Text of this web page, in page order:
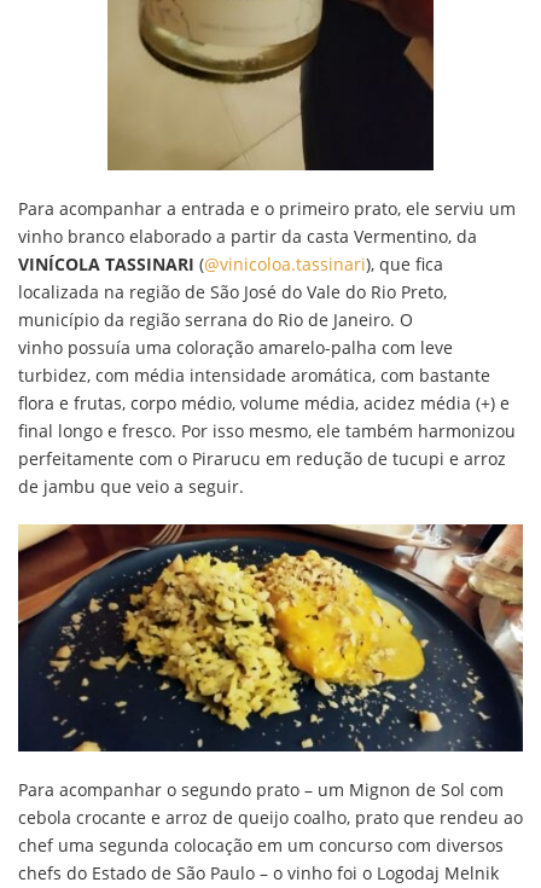
Para acompanhar a entrada e o primeiro prato, ele serviu um
vinho branco elaborado a partir da casta Vermentino, da
VINÍCOLA TASSINARI (@vinicoloa.tassinari), que fica
localizada na região de São José do Vale do Rio Preto,
município da região serrana do Rio de Janeiro. O
vinho possuía uma coloração amarelo-palha com leve
turbidez, com média intensidade aromática, com bastante
flora e frutas, corpo médio, volume média, acidez média (+) e
final longo e fresco. Por isso mesmo, ele também harmonizou
perfeitamente com o Pirarucu em redução de tucupi e arroz
de jambu que veio a seguir.
Para acompanhar o segundo prato – um Mignon de Sol com
cebola crocante e arroz de queijo coalho, prato que rendeu ao
chef uma segunda colocação em um concurso com diversos
chefs do Estado de São Paulo – o vinho foi o Logodaj Melnik